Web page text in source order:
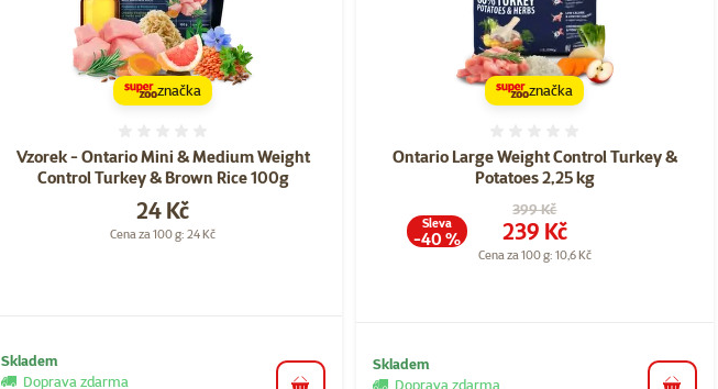
Vzorek - Ontario Mini & Medium Weight
Control Turkey & Brown Rice 100g
Cena
24 Kč
Cena za 100 g: 24 Kč
značka
Skladem
Doprava zdarma
Ontario Large Weight Control Turkey &
Potatoes 2,25 kg
Původní cena
399 Kč
Cena
239 Kč
Cena za 100 g: 10,6 Kč
Sleva
-40 %
značka
Skladem
Doprava zdarma